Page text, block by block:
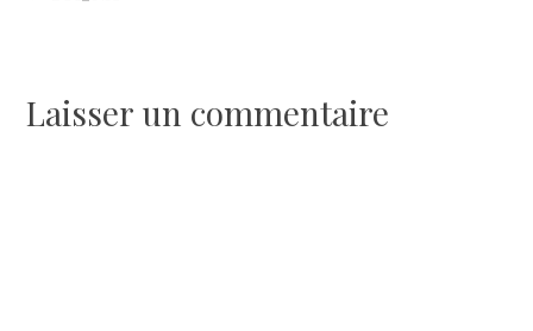
l’article
Laisser un commentaire